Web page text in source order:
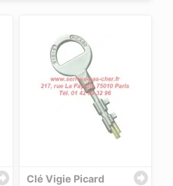
Clé Vigie Picard